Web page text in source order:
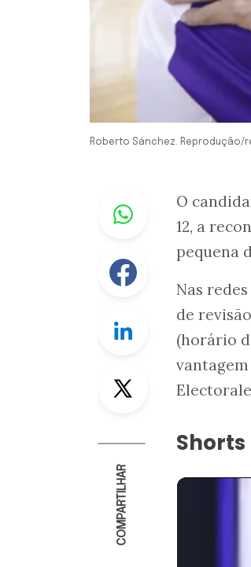
Roberto Sánchez. Reprodução/
Whastapp
Facebook
Linkedin
Twitter
COMPARTILHAR
O
12, a
pequena
Nas
de
(horário
vantagem
Shorts